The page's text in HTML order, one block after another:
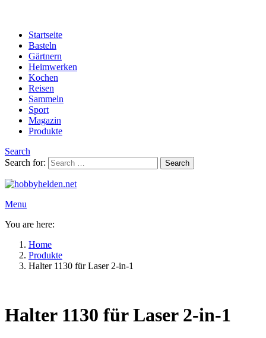
Startseite
Basteln
Gärtnern
Heimwerken
Kochen
Reisen
Sammeln
Sport
Magazin
Produkte
Search
Search for:
Search
Menu
You are here:
Home
Produkte
Halter 1130 für Laser 2-in-1
Halter 1130 für Laser 2-in-1